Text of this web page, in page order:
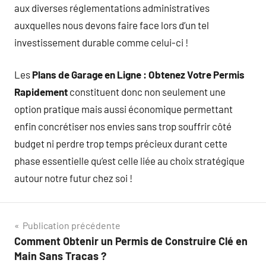
aux diverses réglementations administratives
auxquelles nous devons faire face lors d’un tel
investissement durable comme celui-ci !
Les Plans de Garage en Ligne : Obtenez Votre Permis
Rapidement constituent donc non seulement une
option pratique mais aussi économique permettant
enfin concrétiser nos envies sans trop souffrir côté
budget ni perdre trop temps précieux durant cette
phase essentielle qu’est celle liée au choix stratégique
autour notre futur chez soi !
Navigation
de
Publication précédente
Comment Obtenir un Permis de Construire Clé en
Main Sans Tracas ?